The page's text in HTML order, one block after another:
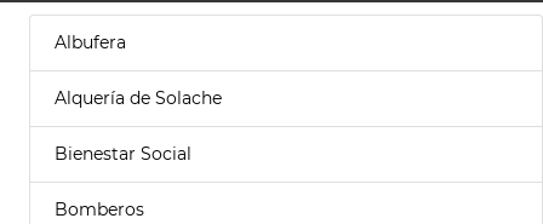
Albufera
Alquería de Solache
Bienestar Social
Bomberos